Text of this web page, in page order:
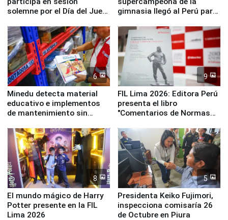
solemne por el Día del Juez
gimnasia llegó al Perú para
Panamericanos Lima 2027
6
Minedu detecta material
educativo e implementos
de mantenimiento sin
la UGEL 2
9
FIL Lima 2026: Editora Perú
presenta el libro
"Comentarios de Normas
Derecho Colectivo"
8
El mundo mágico de Harry
Potter presente en la FIL
Lima 2026
5
Presidenta Keiko Fujimori,
inspecciona comisaría 26
de Octubre en Piura